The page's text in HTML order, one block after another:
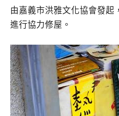
由嘉義市洪雅文化協會發起
進行協力修屋。